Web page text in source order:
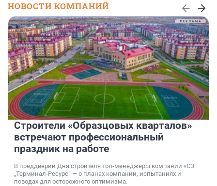
НОВОСТИ КОМПАНИЙ
Строители «Образцовых кварталов»
встречают профессиональный
праздник на работе
В преддверии Дня строителя топ-менеджеры компании «СЗ
„Терминал-Ресурс“ — о планах компании, испытаниях и
поводах для осторожного оптимизма.